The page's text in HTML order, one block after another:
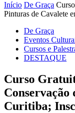
Início De Graça
Pinturas de Cavalete
De Graça
Eventos
Cursos e
DESTAQUE
Curso
Conservação
Curitiba;